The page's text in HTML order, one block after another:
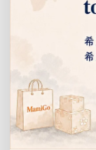
1993년부터
운을 즐길 수
시리즈 라
제품명
선물, 할인 이벤트
이